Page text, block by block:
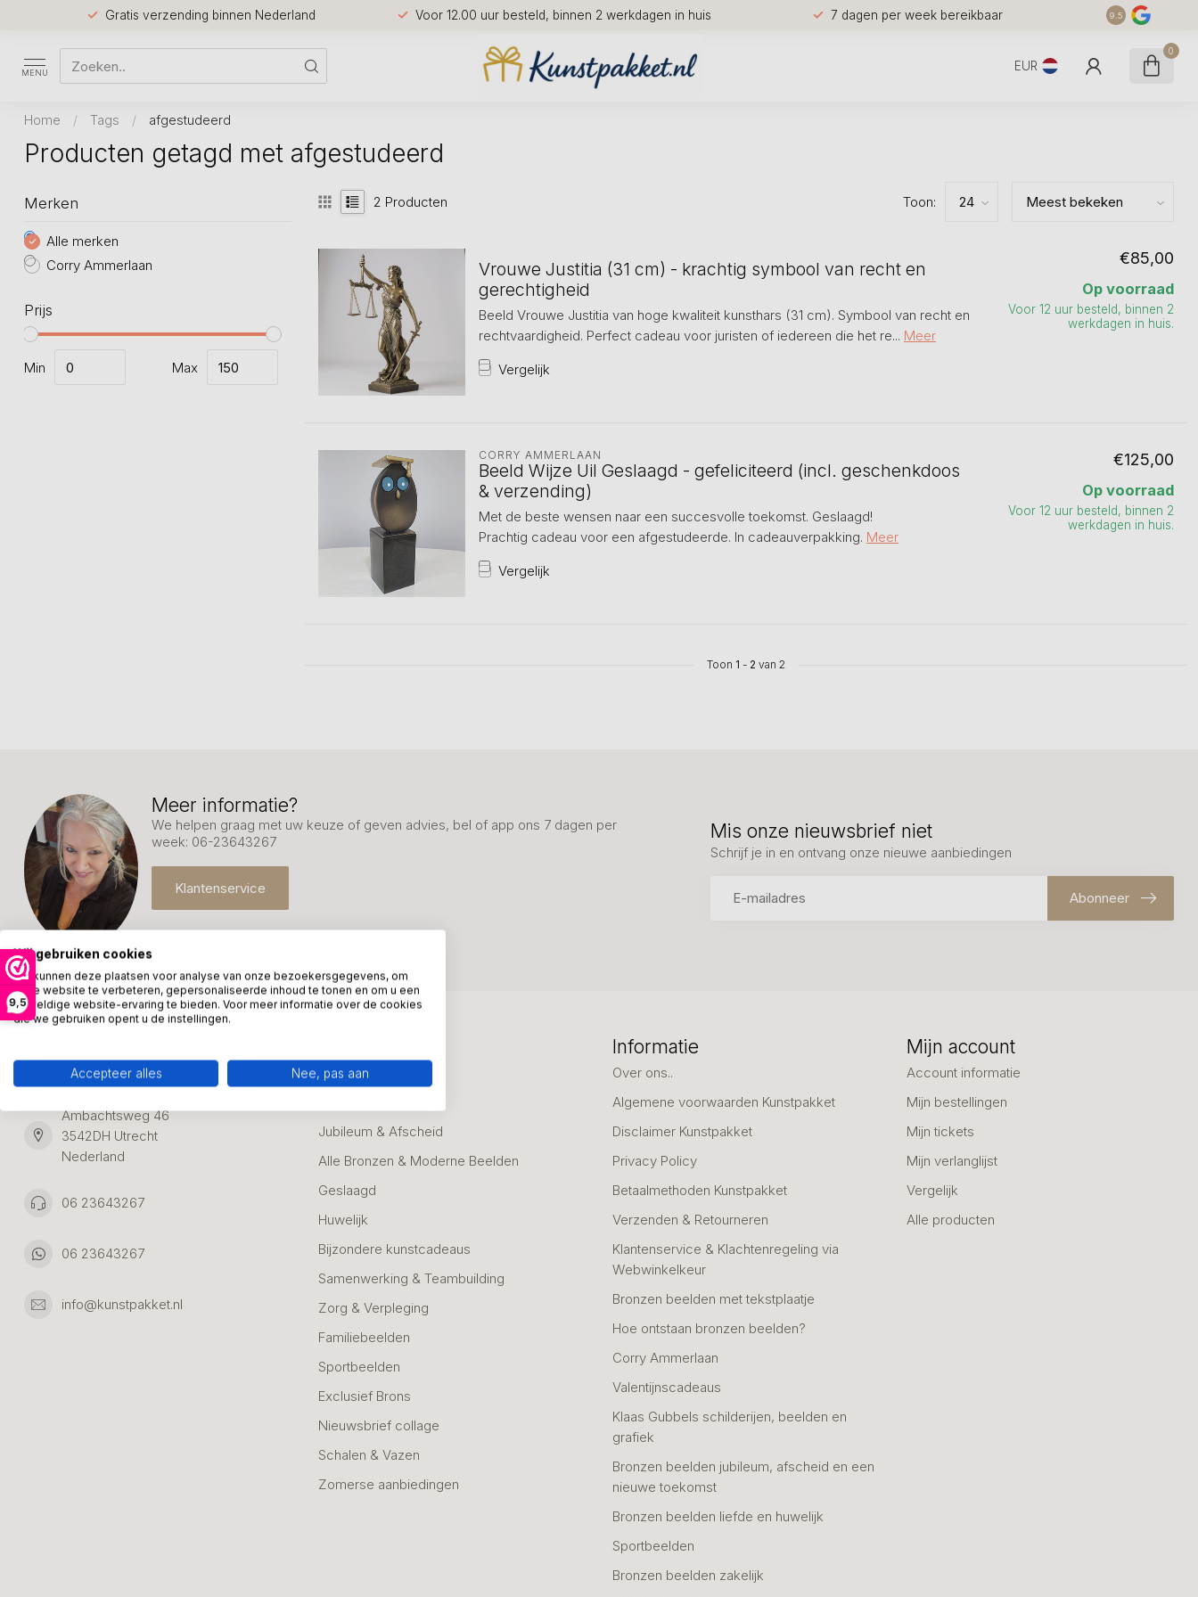
9,5
Gratis verzending binnen Nederland Voor 12.00 uur besteld, binnen 2 werkdagen in huis 7 dagen per week bereikbaar 9.5
MENU EUR
0
Home / Tags / afgestudeerd
Producten getagd met afgestudeerd
Merken
Alle merken
Corry Ammerlaan
Prijs
Min Max
2 Producten Toon:
Vrouwe Justitia (31 cm) - krachtig symbool van recht en
gerechtigheid
Beeld Vrouwe Justitia van hoge kwaliteit kunsthars (31 cm). Symbool van recht en
rechtvaardigheid. Perfect cadeau voor juristen of iedereen die het re... Meer
Vergelijk
€85,00
Op voorraad
Voor 12 uur besteld, binnen 2
werkdagen in huis.
CORRY AMMERLAAN
Beeld Wijze Uil Geslaagd - gefeliciteerd (incl. geschenkdoos
& verzending)
Met de beste wensen naar een succesvolle toekomst. Geslaagd!
Prachtig cadeau voor een afgestudeerde. In cadeauverpakking. Meer
Vergelijk
€125,00
Op voorraad
Voor 12 uur besteld, binnen 2
werkdagen in huis.
Toon 1 - 2 van 2
Meer informatie?
We helpen graag met uw keuze of geven advies, bel of app ons 7 dagen per
week: 06-23643267
Klantenservice
Mis onze nieuwsbrief niet
Schrijf je in en ontvang onze nieuwe aanbiedingen
Abonneer
Adresgegevens:
Ambachtsweg 46
3542DH Utrecht
Nederland
06 23643267
06 23643267
info@kunstpakket.nl
Zakelijke Cadeaus
Jubileum & Afscheid
Alle Bronzen & Moderne Beelden
Geslaagd
Huwelijk
Bijzondere kunstcadeaus
Samenwerking & Teambuilding
Zorg & Verpleging
Familiebeelden
Sportbeelden
Exclusief Brons
Nieuwsbrief collage
Schalen & Vazen
Zomerse aanbiedingen
Informatie
Over ons..
Algemene voorwaarden Kunstpakket
Disclaimer Kunstpakket
Privacy Policy
Betaalmethoden Kunstpakket
Verzenden & Retourneren
Klantenservice & Klachtenregeling via
Webwinkelkeur
Bronzen beelden met tekstplaatje
Hoe ontstaan bronzen beelden?
Corry Ammerlaan
Valentijnscadeaus
Klaas Gubbels schilderijen, beelden en
grafiek
Bronzen beelden jubileum, afscheid en een
nieuwe toekomst
Bronzen beelden liefde en huwelijk
Sportbeelden
Bronzen beelden zakelijk
Mijn account
Account informatie
Mijn bestellingen
Mijn tickets
Mijn verlanglijst
Vergelijk
Alle producten
Wij gebruiken cookies
We kunnen deze plaatsen voor analyse van onze bezoekersgegevens, om
onze website te verbeteren, gepersonaliseerde inhoud te tonen en om u een
geweldige website-ervaring te bieden. Voor meer informatie over de cookies
die we gebruiken opent u de instellingen.
Accepteer alles Nee, pas aan